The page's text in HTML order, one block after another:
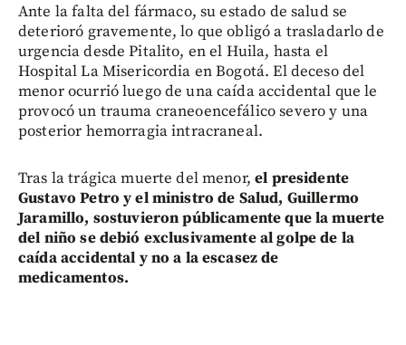
Ante la falta del fármaco, su estado de salud se
deterioró gravemente, lo que obligó a trasladarlo de
urgencia desde Pitalito, en el Huila, hasta el
Hospital La Misericordia en Bogotá. El deceso del
menor ocurrió luego de una caída accidental que le
provocó un trauma craneoencefálico severo y una
posterior hemorragia intracraneal.
Tras la trágica muerte del menor,el presidente
Gustavo Petro y el ministro de Salud, Guillermo
Jaramillo, sostuvieron públicamente que la muerte
del niño se debió exclusivamente al golpe de la
caída accidental y no a la escasez de
medicamentos.